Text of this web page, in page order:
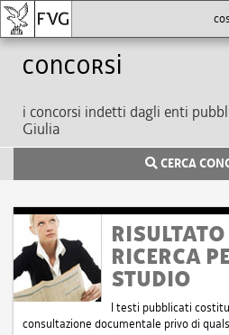
Concorsi
i concorsi indetti dagli enti
Giulia
CERCA
RICERCA
STUDIO
I testi pubblicati
consultazione documentale privo di